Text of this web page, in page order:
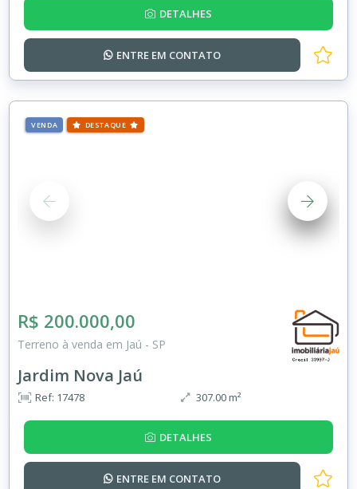
DETALHES
ENTRE EM CONTATO
VENDA DESTAQUE
R$ 200.000,00
Terreno à venda em Jaú - SP
Jardim Nova Jaú
Ref: 17478 307.00 m²
DETALHES
ENTRE EM CONTATO